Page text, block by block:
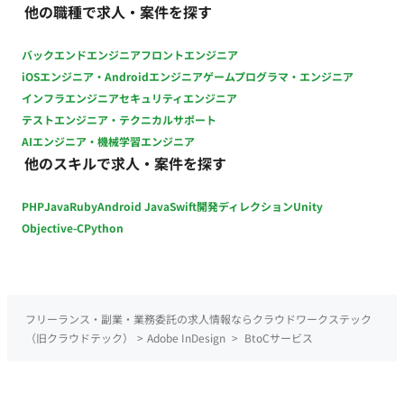
他の職種で求人・案件を探す
バックエンドエンジニアフロントエンジニア
iOSエンジニア・Androidエンジニアゲームプログラマ・エンジニア
インフラエンジニアセキュリティエンジニア
テストエンジニア・テクニカルサポート
AIエンジニア・機械学習エンジニア
他のスキルで求人・案件を探す
PHPJavaRubyAndroid JavaSwift開発ディレクションUnity
Objective-CPython
フリーランス・副業・業務委託の求人情報ならクラウドワークステック
（旧クラウドテック）
> Adobe InDesign > BtoCサービス